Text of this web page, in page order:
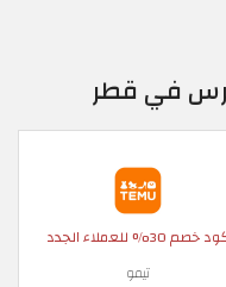
في قطر
خصم 30% للعملاء الجدد
تيمو